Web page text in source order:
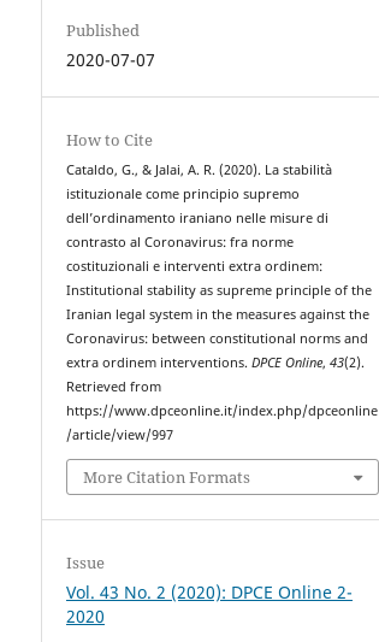
Published
2020-07-07
How to Cite
Cataldo, G., & Jalai, A. R. (2020). La stabilità
istituzionale come principio supremo
dell’ordinamento iraniano nelle misure di
contrasto al Coronavirus: fra norme
costituzionali e interventi extra ordinem:
Institutional stability as supreme principle of the
Iranian legal system in the measures against the
Coronavirus: between constitutional norms and
extra ordinem interventions.DPCE Online,43(2).
Retrieved from
https://www.dpceonline.it/index.php/dpceonline
/article/view/997
More Citation Formats
Issue
Vol. 43 No. 2 (2020): DPCE Online 2-
2020